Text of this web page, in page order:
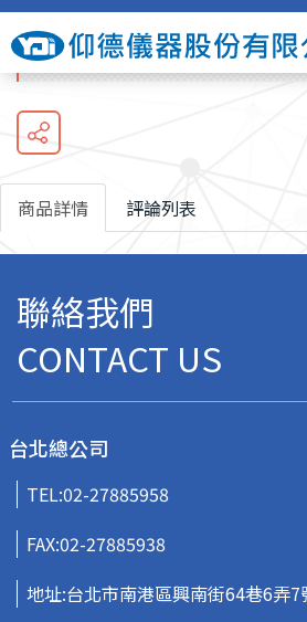
生理監視器BSM-3700
商品詳情 評論列表
聯絡我們
CONTACT US
台北總公司
TEL:02-27885958
FAX:02-27885938
地址:台北市南港區興南街64巷6弄7